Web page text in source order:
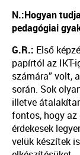
N.:Hogyan
pedagógiai
G.R.: Első
papírtól az
számára” volt,
során. Sok
illetve
fontos, hogy az
érdekesek
velük készítek